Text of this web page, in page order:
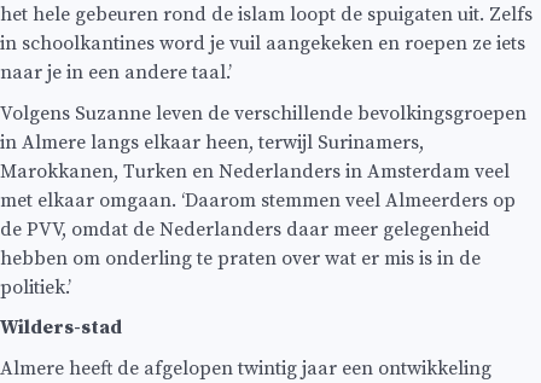
het hele gebeuren rond de islam loopt de spuigaten uit. Zelfs
in schoolkantines word je vuil aangekeken en roepen ze iets
naar je in een andere taal.’
Volgens Suzanne leven de verschillende bevolkingsgroepen
in Almere langs elkaar heen, terwijl Surinamers,
Marokkanen, Turken en Nederlanders in Amsterdam veel
met elkaar omgaan. ‘Daarom stemmen veel Almeerders op
de PVV, omdat de Nederlanders daar meer gelegenheid
hebben om onderling te praten over wat er mis is in de
politiek.’
Wilders-stad
Almere heeft de afgelopen twintig jaar een ontwikkeling